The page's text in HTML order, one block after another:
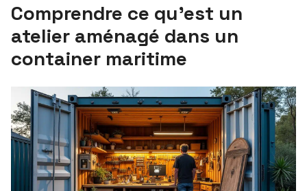
Comprendre ce qu’est un
atelier aménagé dans un
container maritime